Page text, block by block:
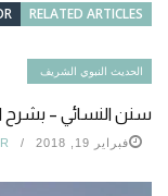
RELATED ARTICLES
الحديث النبوي الشريف
سنن النسائي –
فبراير 19, 2018